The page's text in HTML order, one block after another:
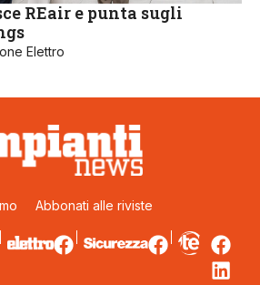
REair e punta sugli
Elettro
Abbonati alle riviste